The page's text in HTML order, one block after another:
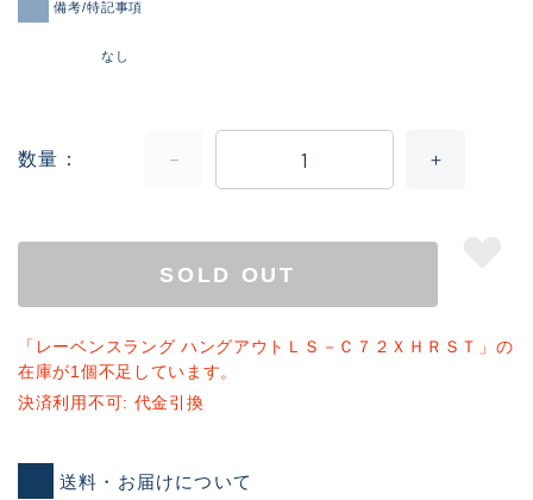
備考/特記事項
なし
数量
SOLD OUT
「レーベンスラング ハングアウトＬＳ－Ｃ７２ＸＨＲＳＴ」の
在庫が1個不足しています。
決済利用不可: 代金引換
送料・お届けについて